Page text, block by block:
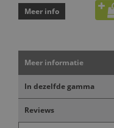
Meer info
Meer informatie
In dezelfde gamma
Reviews